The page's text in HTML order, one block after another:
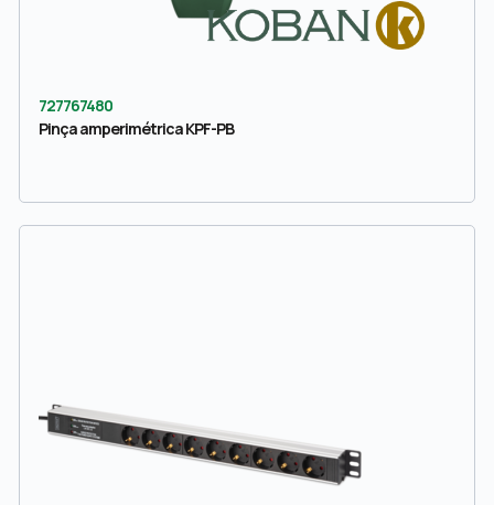
727767480
Pinça amperimétrica KPF-PB